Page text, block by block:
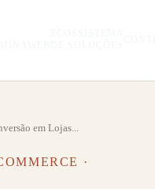
em Lojas...
·